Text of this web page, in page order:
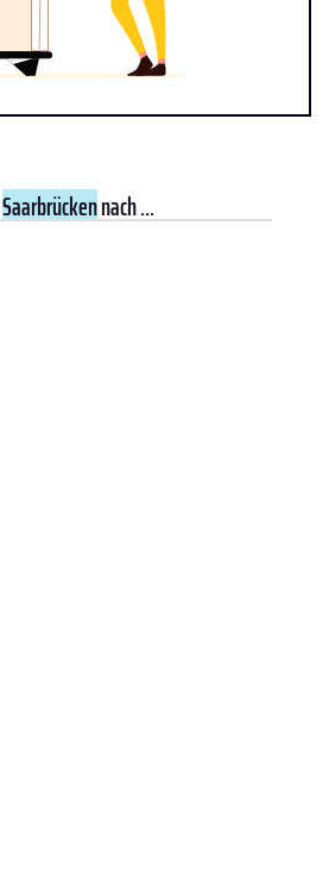
Saarbrückennach ...